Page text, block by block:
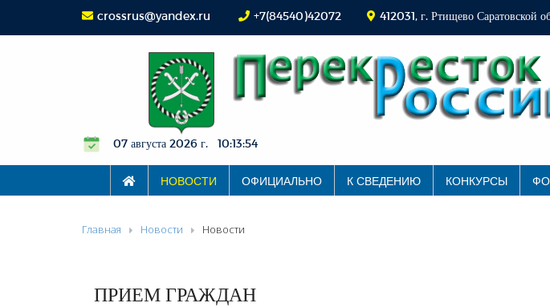
crossrus@yandex.ru +7(84540)42072 412031, г. Ртищево Саратовской
07 августа 2026 г. 10:13:54
НОВОСТИ ОФИЦИАЛЬНО К СВЕДЕНИЮ КОНКУРСЫ
Главная Новости Новости
ПРИЕМ ГРАЖДАН